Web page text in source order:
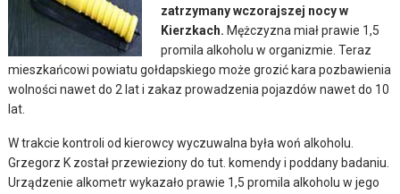
zatrzymany wczorajszej nocy w
Kierzkach. Mężczyzna miał prawie 1,5
promila alkoholu w organizmie. Teraz
mieszkańcowi powiatu gołdapskiego może grozić kara pozbawienia
wolności nawet do 2 lat i zakaz prowadzenia pojazdów nawet do 10
lat.
W trakcie kontroli od kierowcy wyczuwalna była woń alkoholu.
Grzegorz K został przewieziony do tut. komendy i poddany badaniu.
Urządzenie alkometr wykazało prawie 1,5 promila alkoholu w jego